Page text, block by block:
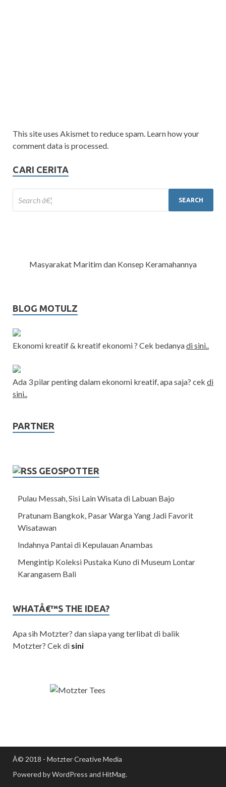
This site uses Akismet to reduce spam. Learn how your
comment data is processed.
CARI CERITA
Masyarakat Maritim dan Konsep Keramahannya
BLOG MOTULZ
Ekonomi kreatif & kreatif ekonomi ? Cek bedanyadi sini..
Ada 3 pilar penting dalam ekonomi kreatif, apa saja? cek di
sini..
PARTNER
GEOSPOTTER
Pulau Messah, Sisi Lain Wisata di Labuan Bajo
Pratunam Bangkok, Pasar Warga Yang Jadi Favorit
Wisatawan
Indahnya Pantai di Kepulauan Anambas
Mengintip Koleksi Pustaka Kuno di Museum Lontar
Karangasem Bali
WHATÂ€™S THE IDEA?
Apa sih Motzter? dan siapa yang terlibat di balik
Motzter? Cek di sini
Â© 2018 - Motzter Creative Media
Powered by WordPress and HitMag.